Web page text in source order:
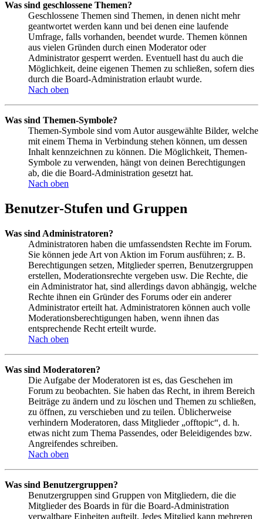
Was sind geschlossene Themen?
Geschlossene Themen sind Themen, in denen nicht mehr
geantwortet werden kann und bei denen eine laufende
Umfrage, falls vorhanden, beendet wurde. Themen können
aus vielen Gründen durch einen Moderator oder
Administrator gesperrt werden. Eventuell hast du auch die
Möglichkeit, deine eigenen Themen zu schließen, sofern dies
durch die Board-Administration erlaubt wurde.
Nach oben
Was sind Themen-Symbole?
Themen-Symbole sind vom Autor ausgewählte Bilder, welche
mit einem Thema in Verbindung stehen können, um dessen
Inhalt kennzeichnen zu können. Die Möglichkeit, Themen-
Symbole zu verwenden, hängt von deinen Berechtigungen
ab, die die Board-Administration gesetzt hat.
Nach oben
Benutzer-Stufen und Gruppen
Was sind Administratoren?
Administratoren haben die umfassendsten Rechte im Forum.
Sie können jede Art von Aktion im Forum ausführen; z. B.
Berechtigungen setzen, Mitglieder sperren, Benutzergruppen
erstellen, Moderationsrechte vergeben usw. Die Rechte, die
ein Administrator hat, sind allerdings davon abhängig, welche
Rechte ihnen ein Gründer des Forums oder ein anderer
Administrator erteilt hat. Administratoren können auch volle
Moderationsberechtigungen haben, wenn ihnen das
entsprechende Recht erteilt wurde.
Nach oben
Was sind Moderatoren?
Die Aufgabe der Moderatoren ist es, das Geschehen im
Forum zu beobachten. Sie haben das Recht, in ihrem Bereich
Beiträge zu ändern und zu löschen und Themen zu schließen,
zu öffnen, zu verschieben und zu teilen. Üblicherweise
verhindern Moderatoren, dass Mitglieder „offtopic“, d. h.
etwas nicht zum Thema Passendes, oder Beleidigendes bzw.
Angreifendes schreiben.
Nach oben
Was sind Benutzergruppen?
Benutzergruppen sind Gruppen von Mitgliedern, die die
Mitglieder des Boards in für die Board-Administration
verwaltbare Einheiten aufteilt. Jedes Mitglied kann mehreren